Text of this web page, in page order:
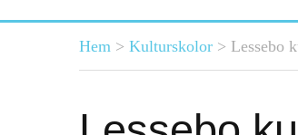
Du är här
Hem > Kulturskolor > Lessebo